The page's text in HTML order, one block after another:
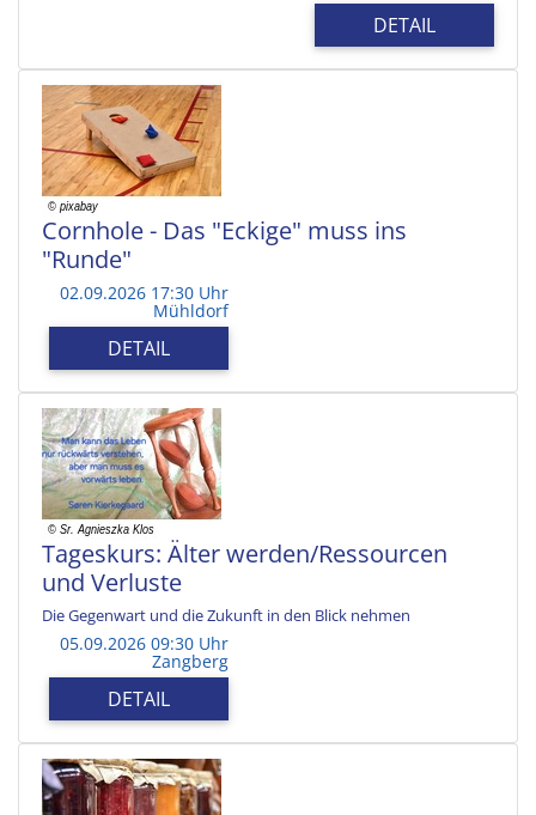
DETAIL
Cornhole - Das "Eckige" muss ins
"Runde"
02.09.2026 17:30 Uhr
Mühldorf
DETAIL
Tageskurs: Älter werden/Ressourcen
und Verluste
Die Gegenwart und die Zukunft in den Blick nehmen
05.09.2026 09:30 Uhr
Zangberg
DETAIL